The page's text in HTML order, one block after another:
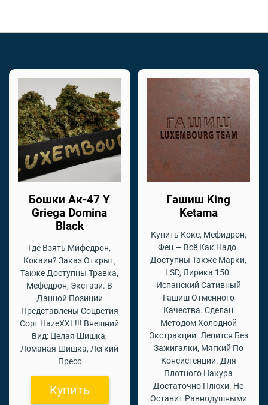
Бошки Ак-47 Y
Griega Domina
Black
Где Взять Мифедрон,
Кокаин? Заказ Открыт,
Также Доступны Травка,
Мефедрон, Экстази. В
Данной Позиции
Представлены Соцветия
Сорт HazeXXL!!! Внешний
Вид: Целая Шишка,
Ломаная Шишка, Легкий
Пресс
Купить
Гашиш King
Ketama
Купить Кокс, Мефидрон,
Фен — Всё Как Надо.
Доступны Также Марки,
LSD, Лирика 150.
Испанский Сативный
Гашиш Отменного
Качества. Сделан
Методом Холодной
Экстракции. Лепится Без
Зажигалки, Мягкий По
Консистенции. Для
Плотного Накура
Достаточно Плюхи. Не
Оставит Равнодушными